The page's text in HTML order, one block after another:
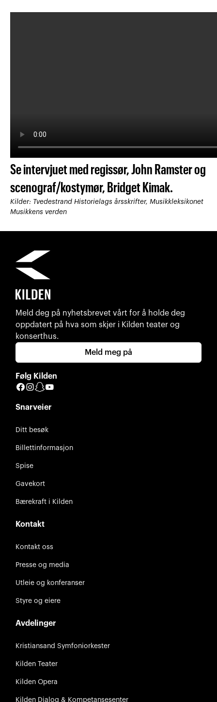
Se intervjuet med regissør, John Ramster og
scenograf/kostymør, Bridget Kimak.
Kilder: Tvedestrand Historielags årsskrifter, Musikkleksikonet
Musikkens verden
Meld deg på nyhetsbrevet vårt for å holde deg
oppdatert på hva som skjer i Kilden teater og
konserthus.
Meld meg på
Følg Kilden
Facebook
Instagram
Snapchat
Snarveier
Ditt besøk
Billettinformasjon
Spise
Gavekort
Bærekraft i Kilden
Kontakt
Kontakt oss
Presse og media
Utleie og konferanser
Styre og eiere
Avdelinger
Kristiansand Symfoniorkester
Kilden Teater
Kilden Opera
Kilden Dialog & Kompetansesenter